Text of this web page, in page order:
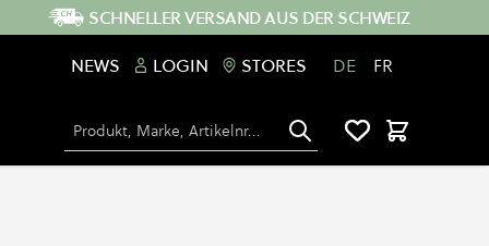
SCHNELLER VERSAND AUS DER SCHWEIZ
NEWS
LOGIN STORES DE FR
Suche Warenkorb